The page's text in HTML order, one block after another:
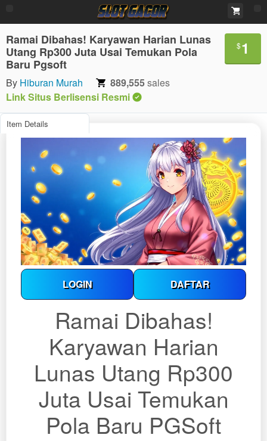
Ramai Dibahas! Karyawan Harian Lunas
Utang Rp300 Juta Usai Temukan Pola
Baru Pgsoft
$1
By Hiburan Murah 889,555sales
Link Situs Berlisensi Resmi
Item Details
LOGIN DAFTAR
Ramai Dibahas!
Karyawan Harian
Lunas Utang Rp300
Juta Usai Temukan
Pola Baru PGSoft